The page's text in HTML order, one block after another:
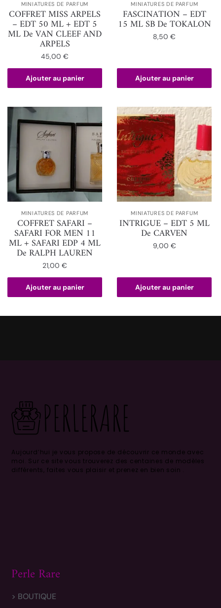
MINIATURES DE PARFUM
COFFRET MISS ARPELS
– EDT 50 ML + EDT 5
ML De VAN CLEEF AND
ARPELS
45,00€
Ajouter au panier
MINIATURES DE PARFUM
FASCINATION – EDT
15 ML SB De TOKALON
8,50€
Ajouter au panier
MINIATURES DE PARFUM
COFFRET SAFARI –
SAFARI FOR MEN 11
ML + SAFARI EDP 4 ML
De RALPH LAUREN
21,00€
Ajouter au panier
MINIATURES DE PARFUM
INTRIGUE – EDT 5 ML
De CARVEN
9,00 €
Ajouter au panier
Aujourd’hui je vous propose de découvrir ce monde avec
moi. Sur ce site vous trouverez des centaines de modèles
différents, faites vous plaisir et prenez en bien soin .
Perle Rare
> BOUTIQUE